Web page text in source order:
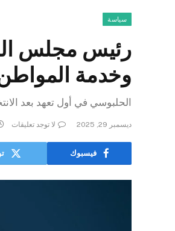
سياسة
رئيس مجلس
وخدمة
الحلبوسي في أول تعهد بعد
ديسمبر 29, 2025 لا توجد تعليقات
فيسبوك